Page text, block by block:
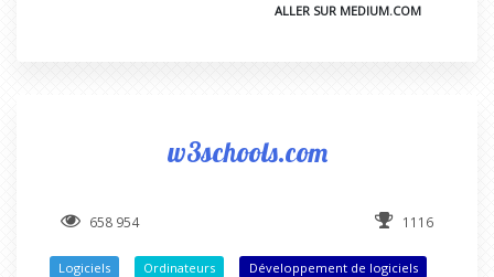
ALLER SUR MEDIUM.COM
w3schools.com
658 954 1116
Logiciels Ordinateurs
Développement de logiciels